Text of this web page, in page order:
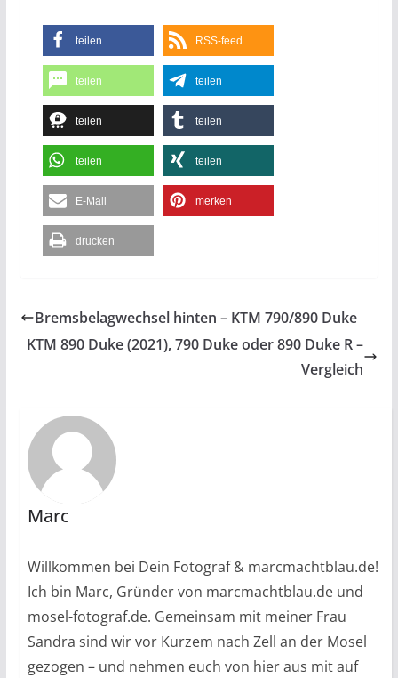
teilen RSS-feed
teilen teilen
teilen teilen
teilen teilen
E-Mail merken
drucken
Bremsbelagwechsel hinten – KTM 790/890 Duke
KTM 890 Duke (2021), 790 Duke oder 890 Duke R –
Vergleich
Marc
Willkommen bei Dein Fotograf & marcmachtblau.de!
Ich bin Marc, Gründer von marcmachtblau.de und
mosel-fotograf.de. Gemeinsam mit meiner Frau
Sandra sind wir vor Kurzem nach Zell an der Mosel
gezogen – und nehmen euch von hier aus mit auf